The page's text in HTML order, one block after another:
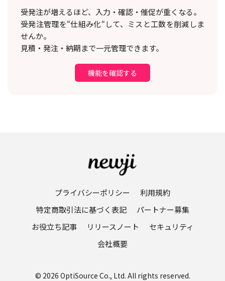
受発注が増えるほど、入力・確認・催促が重くなる。
受発注管理を“仕組み化“して、ミスと工数を削減しま
せんか。
見積・発注・納期まで一元管理できます。
機能を確認する
プライバシーポリシー
利用規約
特定商取引法に基づく表記
パートナー募集
お役立ち記事
リリースノート
セキュリティ
会社概要
© 2026 OptiSource Co., Ltd. All rights reserved.